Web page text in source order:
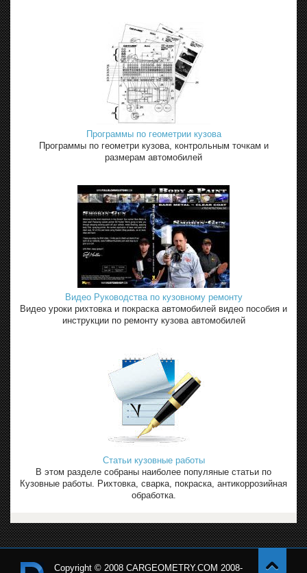
Программы по геометрии кузова
Программы по геометри кузова, контрольным точкам и
размерам автомобилей
Видео Руководства по кузовному ремонту
Видео уроки рихтовка и покраска автомобилей видео пособия и
инструкции по ремонту кузова автомобилей
Статьи кузовные работы
В этом разделе собраны наиболее популяные статьи по
Кузовные работы. Рихтовка, сварка, покраска, антикоррозийная
обработка.
Copyright © 2008 CARGEOMETRY.COM 2008-